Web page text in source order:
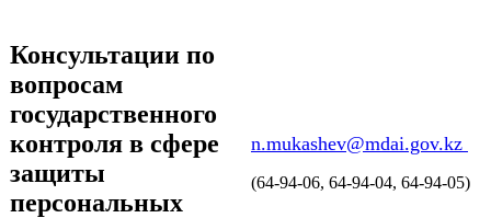
Консультации по
вопросам
государственного
контроля в сфере
защиты
персональных
n.mukashev@mdai.gov.kz
(64-94-06, 64-94-04, 64-94-05)